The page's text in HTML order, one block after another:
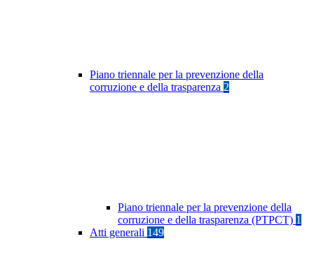
Piano triennale per la prevenzione della
corruzione e della trasparenza 2
Piano triennale per la prevenzione della
corruzione e della trasparenza (PTPCT) 1
Atti generali 149